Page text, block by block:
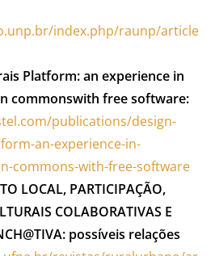
index.php/raunp/article
Platform: an experience in
commonswith free software:
publications/design-
an-experience-in-
commons-with-free-software
LOCAL, PARTICIPAÇÃO,
COLABORATIVAS E
possíveis relações